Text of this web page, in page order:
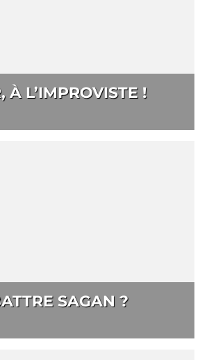
À L’IMPROVISTE !
SAGAN ?